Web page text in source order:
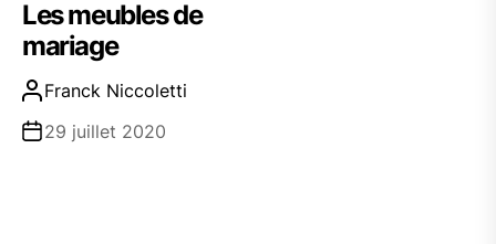
Les meubles de
mariage
Franck Niccoletti
29 juillet 2020